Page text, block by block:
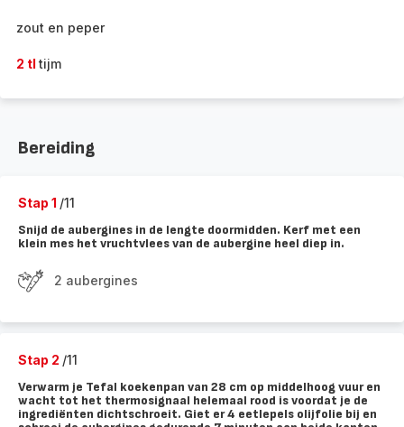
zout en peper
2 tl tijm
Bereiding
Stap 1 /11
Snijd de aubergines in de lengte doormidden. Kerf met een
klein mes het vruchtvlees van de aubergine heel diep in.
2 aubergines
Stap 2 /11
Verwarm je Tefal koekenpan van 28 cm op middelhoog vuur en
wacht tot het thermosignaal helemaal rood is voordat je de
ingrediënten dichtschroeit. Giet er 4 eetlepels olijfolie bij en